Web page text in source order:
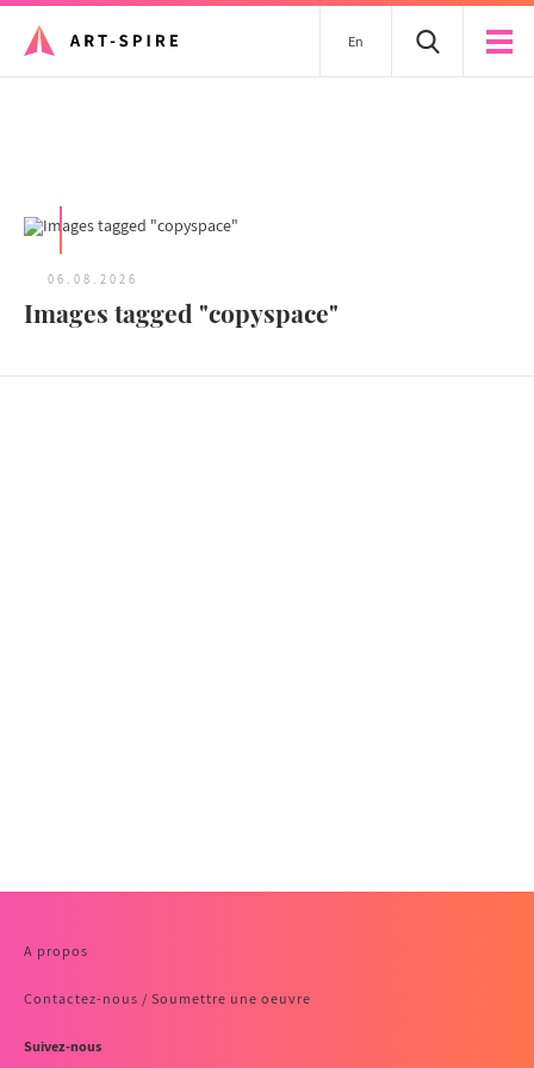
En
06.08.2026
Images tagged "copyspace"
A propos
Contactez-nous / Soumettre une oeuvre
Suivez-nous